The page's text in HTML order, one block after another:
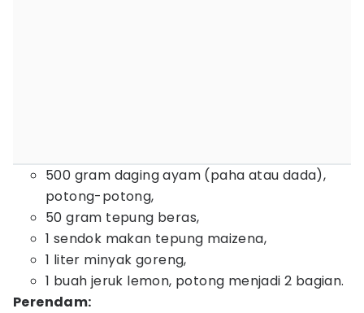
500 gram daging ayam (paha atau dada),
potong-potong,
50 gram tepung beras,
1 sendok makan tepung maizena,
1 liter minyak goreng,
1 buah jeruk lemon, potong menjadi 2 bagian.
Perendam: